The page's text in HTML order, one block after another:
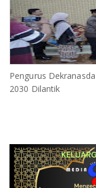
Pengurus
2030 Dilantik